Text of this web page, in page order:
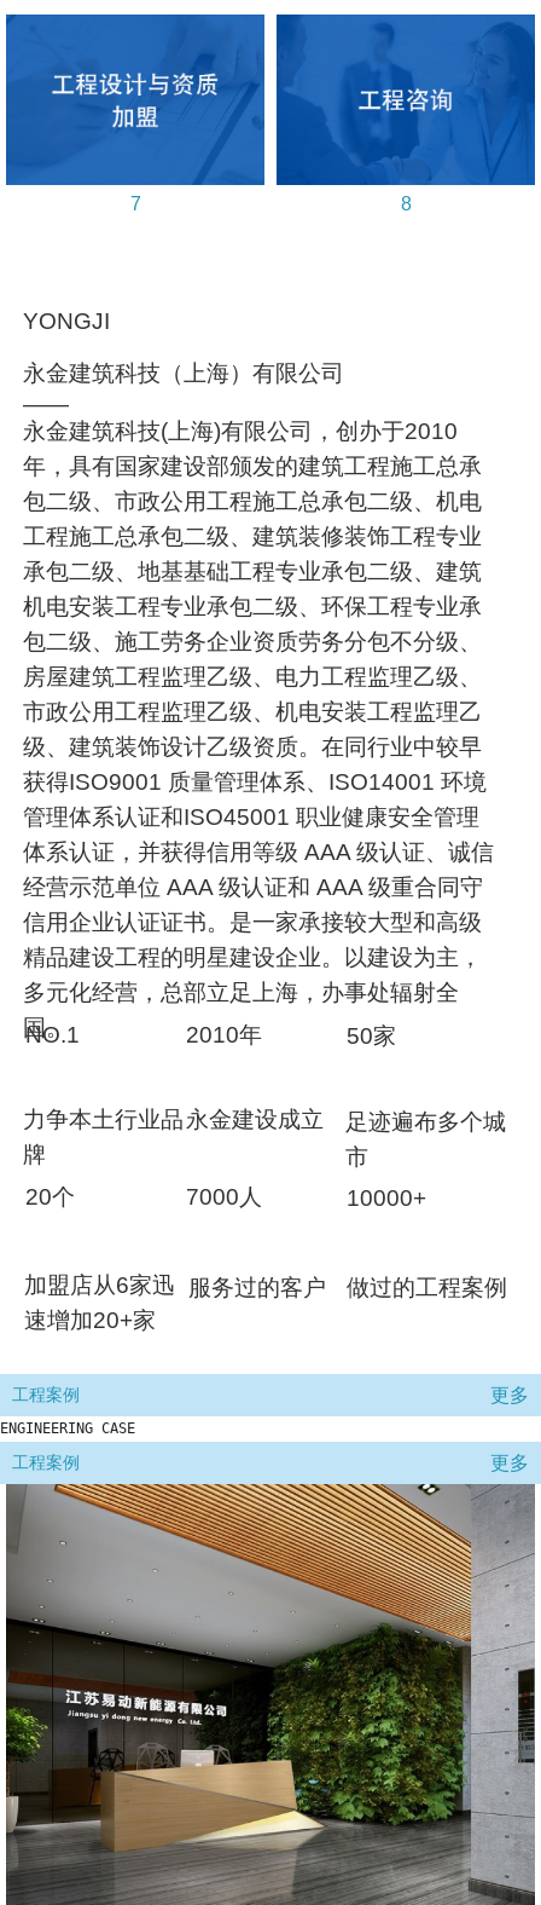
7 8
做过的工程案例
10000+
服务过的客户
7000人
加盟店从6家迅
速增加20+家
20个
足迹遍布多个城
市
永金建设成立
50家
2010年
力争本土行业品
牌
NO.1
永金建筑科技(上海)有限公司，创办于2010
年，具有国家建设部颁发的建筑工程施工总承
包二级、市政公用工程施工总承包二级、机电
工程施工总承包二级、建筑装修装饰工程专业
承包二级、地基基础工程专业承包二级、建筑
机电安装工程专业承包二级、环保工程专业承
包二级、施工劳务企业资质劳务分包不分级、
房屋建筑工程监理乙级、电力工程监理乙级、
市政公用工程监理乙级、机电安装工程监理乙
级、建筑装饰设计乙级资质。在同行业中较早
获得ISO9001 质量管理体系、ISO14001 环境
管理体系认证和ISO45001 职业健康安全管理
体系认证，并获得信用等级 AAA 级认证、诚信
经营示范单位 AAA 级认证和 AAA 级重合同守
信用企业认证证书。是一家承接较大型和高级
精品建设工程的明星建设企业。以建设为主，
多元化经营，总部立足上海，办事处辐射全
国。
——
永金建筑科技（上海）有限公司
YONGJI
工程案例 更多
ENGINEERING CASE
工程案例 更多